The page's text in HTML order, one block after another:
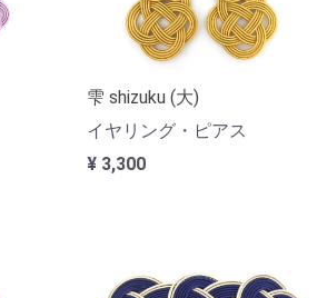
雫 shizuku (大)
イヤリング・ピアス
¥ 3,300